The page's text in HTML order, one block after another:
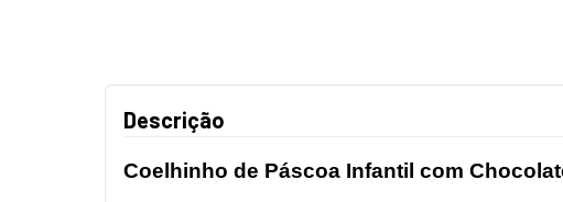
Descrição
Coelhinho de Páscoa Infantil com